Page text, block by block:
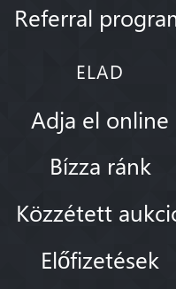
Referral
ELAD
Adja el online
Bízza ránk
Közzétett
Előfizetések